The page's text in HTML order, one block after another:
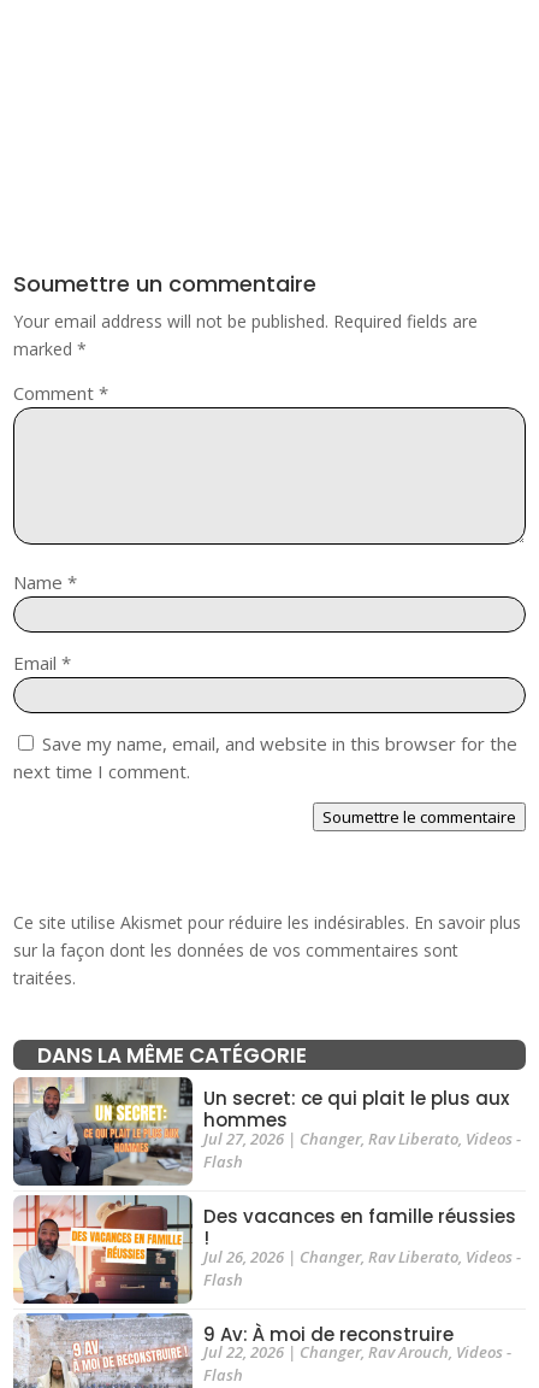
Soumettre un commentaire
Your email address will not be published. Required fields are
marked*
Comment*
Name*
Email*
Save my name, email, and website in this browser for the
next time I comment.
Soumettre le commentaire
Ce site utilise Akismet pour réduire les indésirables. En savoir plus
sur la façon dont les données de vos commentaires sont
traitées.
DANS LA MÊME CATÉGORIE
Un secret: ce qui plait le plus aux
hommes
Jul 27, 2026| Changer, Rav Liberato, Videos -
Flash
Des vacances en famille réussies
!
Jul 26, 2026| Changer, Rav Liberato, Videos -
Flash
9 Av: À moi de reconstruire
Jul 22, 2026| Changer, Rav Arouch, Videos -
Flash